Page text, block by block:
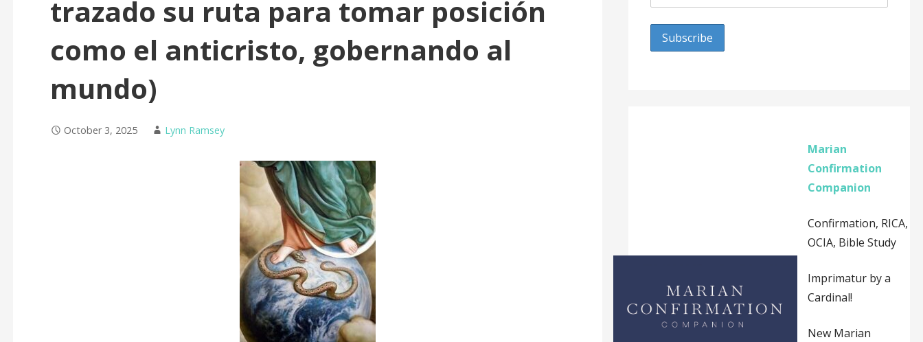
trazado su ruta para tomar posición
como el anticristo, gobernando al
mundo)
October 3, 2025 Lynn Ramsey
Marian
Confirmation
Companion
Confirmation, RICA,
OCIA, Bible Study
Imprimatur by a
Cardinal!
New Marian